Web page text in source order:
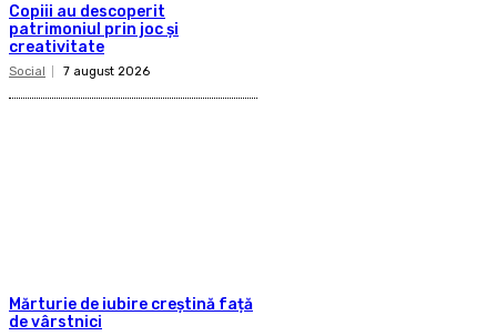
Copiii au descoperit
patrimoniul prin joc și
creativitate
Social 7 august 2026
Mărturie de iubire creștină față
de vârstnici